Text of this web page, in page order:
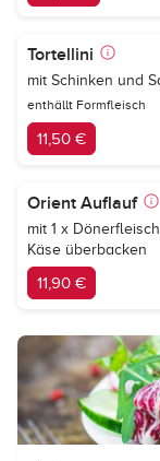
Tortellini
mit Schinken und
enthällt Formfleisch
11,50 €
Orient Auflauf
mit 1 x
Käse überbacken
11,90 €